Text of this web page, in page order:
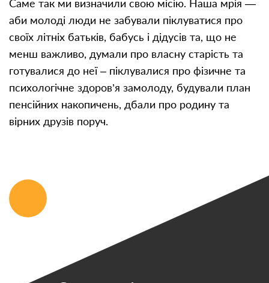
Саме так ми визначили свою місію. Наша мрія —
аби молоді люди не забували піклуватися про
своїх літніх батьків, бабусь і дідусів та, що не
менш важливо, думали про власну старість та
готувалися до неї – піклувалися про фізичне та
психологічне здоров’я замолоду, будували план
пенсійних накопичень, дбали про родину та
вірних друзів поруч.